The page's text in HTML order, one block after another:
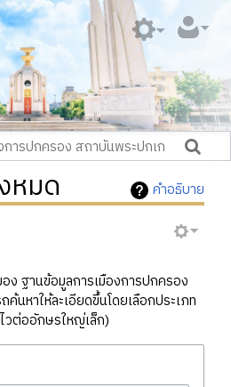
คำอธิบาย
หมด
ง ฐานข้อมูลการเมืองการปกครอง
นหาให้ละเอียดขึ้นโดยเลือกประเภท
วต่ออักษรใหญ่เล็ก)